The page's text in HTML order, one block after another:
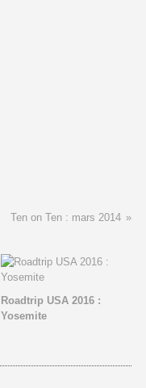
Ten on Ten : mars 2014
Roadtrip USA 2016 :
Yosemite